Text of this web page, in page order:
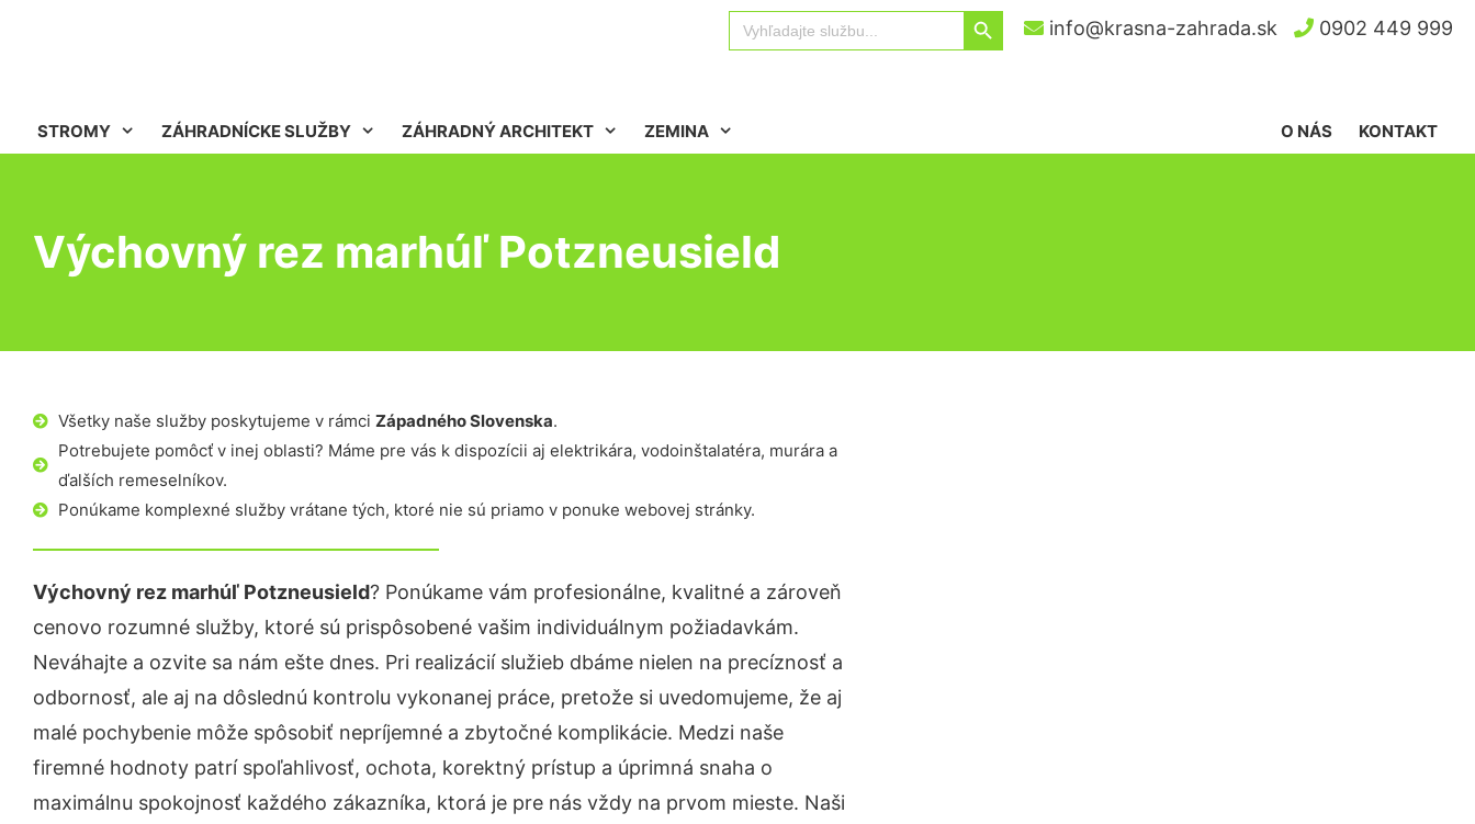
Search
for:
Search Button
info@krasna-zahrada.sk 0902 449 999
STROMY ZÁHRADNÍCKE SLUŽBY ZÁHRADNÝ ARCHITEKT ZEMINA KONTAKT
O NÁS
Výchovný rez marhúľ Potzneusield
Všetky naše služby poskytujeme v rámci Západného Slovenska.
Potrebujete pomôcť v inej oblasti? Máme pre vás k dispozícii aj elektrikára, vodoinštalatéra, murára a
ďalších remeselníkov.
Ponúkame komplexné služby vrátane tých, ktoré nie sú priamo v ponuke webovej stránky.
Výchovný rez marhúľ Potzneusield? Ponúkame vám profesionálne, kvalitné a zároveň
cenovo rozumné služby, ktoré sú prispôsobené vašim individuálnym požiadavkám.
Neváhajte a ozvite sa nám ešte dnes. Pri realizácií služieb dbáme nielen na precíznosť a
odbornosť, ale aj na dôslednú kontrolu vykonanej práce, pretože si uvedomujeme, že aj
malé pochybenie môže spôsobiť nepríjemné a zbytočné komplikácie. Medzi naše
firemné hodnoty patrí spoľahlivosť, ochota, korektný prístup a úprimná snaha o
maximálnu spokojnosť každého zákazníka, ktorá je pre nás vždy na prvom mieste. Naši